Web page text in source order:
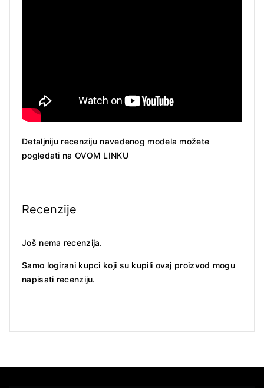
Detaljniju recenziju navedenog modela možete
pogledati na OVOM LINKU
Recenzije
Još nema recenzija.
Samo logirani kupci koji su kupili ovaj proizvod mogu
napisati recenziju.